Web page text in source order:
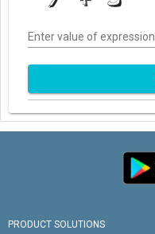
Enter value of expression
PRODUCT SOLUTIONS